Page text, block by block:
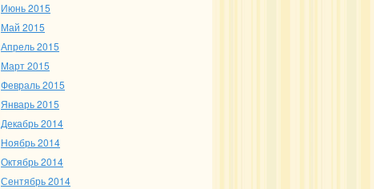
Июнь 2015
Май 2015
Апрель 2015
Март 2015
Февраль 2015
Январь 2015
Декабрь 2014
Ноябрь 2014
Октябрь 2014
Сентябрь 2014